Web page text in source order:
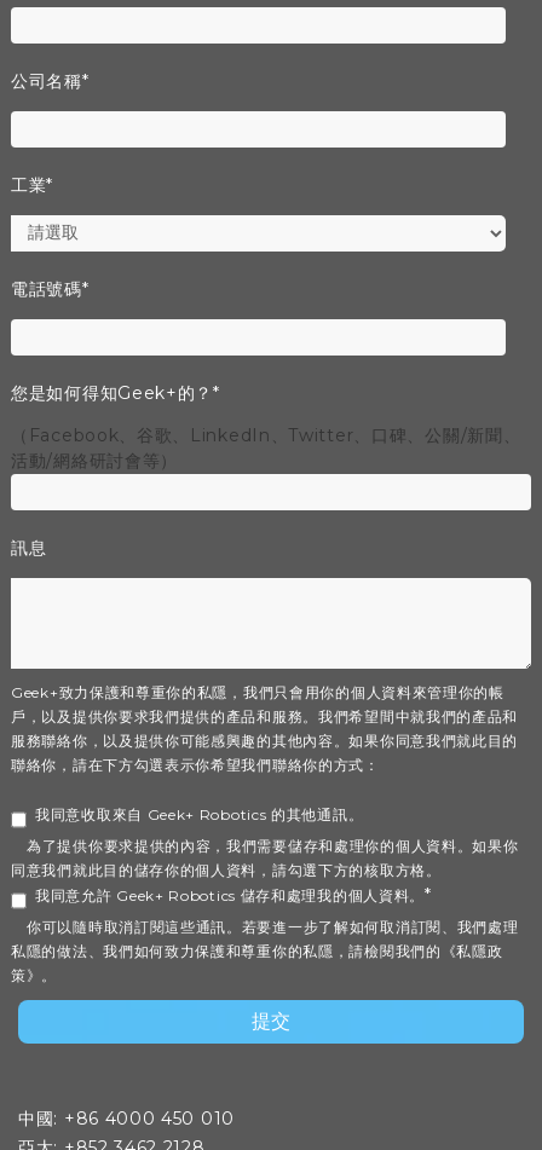
公司名稱*
工業*
電話號碼*
您是如何得知Geek+的？*
（Facebook、谷歌、LinkedIn、Twitter、口碑、公關/新聞、
活動/網絡研討會等）
訊息
Geek+致力保護和尊重你的私隱，我們只會用你的個人資料來管理你的帳
戶，以及提供你要求我們提供的產品和服務。我們希望間中就我們的產品和
服務聯絡你，以及提供你可能感興趣的其他內容。如果你同意我們就此目的
聯絡你，請在下方勾選表示你希望我們聯絡你的方式：
我同意收取來自 Geek+ Robotics 的其他通訊。
為了提供你要求提供的內容，我們需要儲存和處理你的個人資料。如果你
同意我們就此目的儲存你的個人資料，請勾選下方的核取方格。
我同意允許 Geek+ Robotics 儲存和處理我的個人資料。*
你可以隨時取消訂閱這些通訊。若要進一步了解如何取消訂閱、我們處理
私隱的做法、我們如何致力保護和尊重你的私隱，請檢閱我們的《私隱政
策》。
中國: +86 4000 450 010